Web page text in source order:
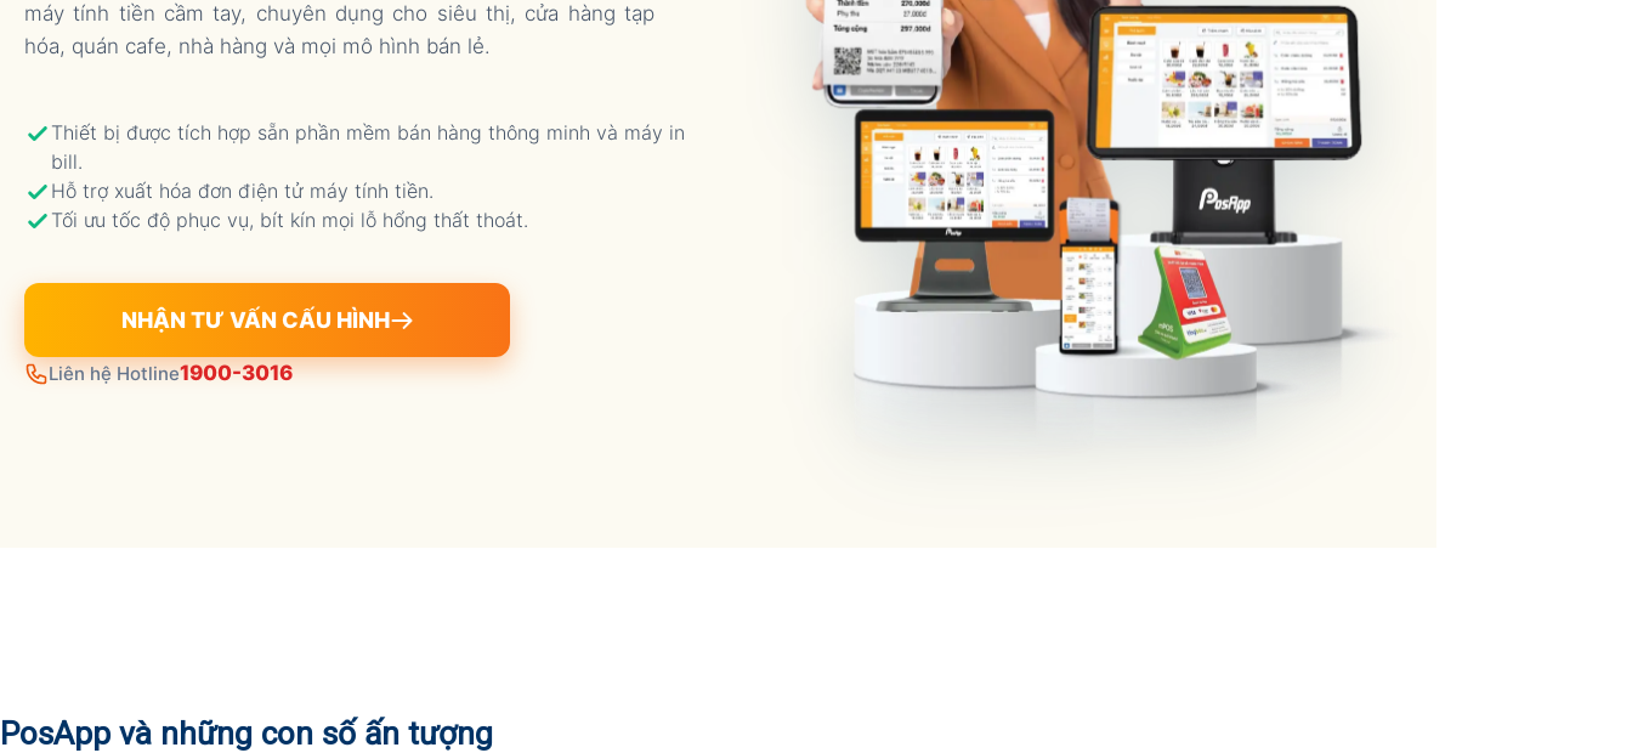
máy tính tiền cầm tay, chuyên dụng cho siêu thị, cửa hàng tạp
hóa, quán cafe, nhà hàng và mọi mô hình bán lẻ.
Thiết bị được tích hợp sẵn phần mềm bán hàng thông minh và máy in
bill.
Hỗ trợ xuất hóa đơn điện tử máy tính tiền.
Tối ưu tốc độ phục vụ, bít kín mọi lỗ hổng thất thoát.
NHẬN TƯ VẤN CẤU HÌNH
Liên hệ Hotline1900-3016
PosApp và những con số ấn tượng